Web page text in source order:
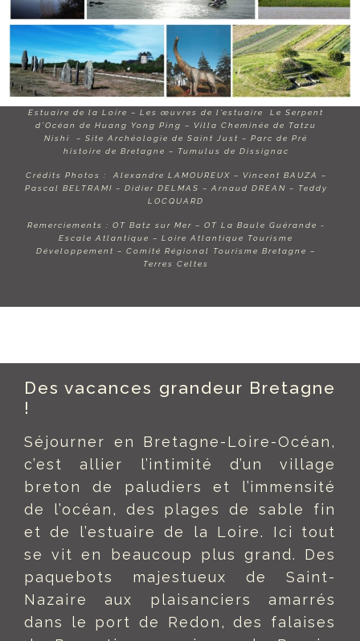
Estuaire de la Loire – Les œuvres de l’estuaire Le Serpent
d’Océan de Huang Yong Ping – Villa Cheminée de Tatzu
Nishi – Site Archéologie de Saint Just – Parc de Pré
histoire de Bretagne – Tumulus de Dissignac
Crédits Photos : Alexandre LAMOUREUX – Vincent BAUZA –
Pascal BELTRAMI – Didier DELMAS – Arnaud DREAN – Teddy
LOCQUARD
Remerciements : OT Batz sur Mer – OT La Baule Guérande -
Escale Atlantique – Loire Atlantique Tourisme
Développement – Comité Régional Tourisme Bretagne –
Terres Celtes
Des vacances grandeur Bretagne
!
Séjourner en Bretagne-Loire-Océan,
c’est allier l’intimité d’un village
breton de paludiers et l’immensité
de l’océan, des plages de sable fin
et de l’estuaire de la Loire. Ici tout
se vit en beaucoup plus grand. Des
paquebots majestueux de Saint-
Nazaire aux plaisanciers amarrés
dans le port de Redon, des falaises